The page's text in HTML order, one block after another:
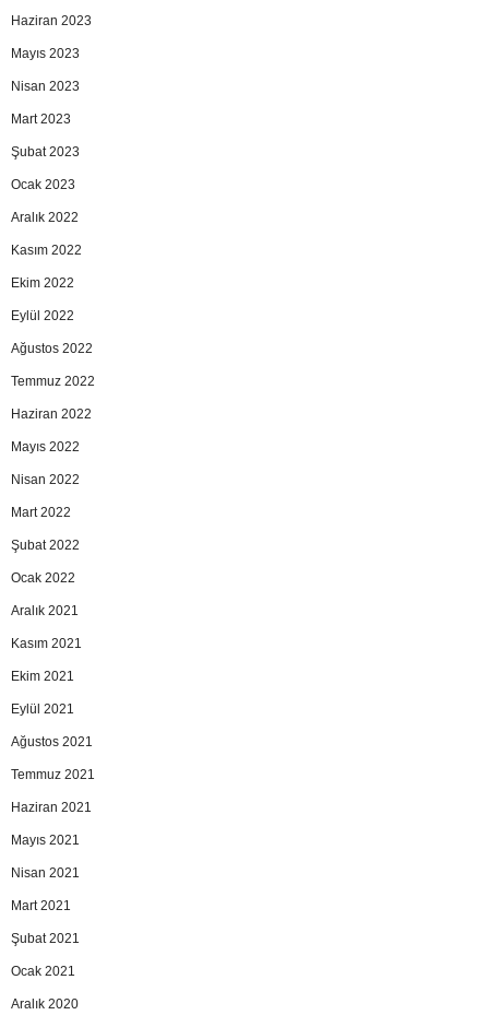
Haziran 2023
Mayıs 2023
Nisan 2023
Mart 2023
Şubat 2023
Ocak 2023
Aralık 2022
Kasım 2022
Ekim 2022
Eylül 2022
Ağustos 2022
Temmuz 2022
Haziran 2022
Mayıs 2022
Nisan 2022
Mart 2022
Şubat 2022
Ocak 2022
Aralık 2021
Kasım 2021
Ekim 2021
Eylül 2021
Ağustos 2021
Temmuz 2021
Haziran 2021
Mayıs 2021
Nisan 2021
Mart 2021
Şubat 2021
Ocak 2021
Aralık 2020